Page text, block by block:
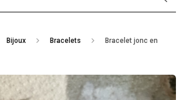
Bijoux Bracelets
Bracelet jonc en